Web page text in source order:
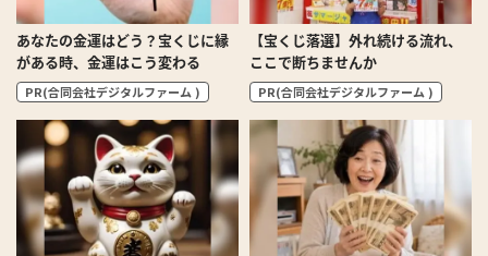
あなたの金運はどう？宝くじに縁
がある時、金運はこう変わる
PR(合同会社デジタルファーム )
【宝くじ落選】外れ続ける流れ、
ここで断ちませんか
PR(合同会社デジタルファーム )